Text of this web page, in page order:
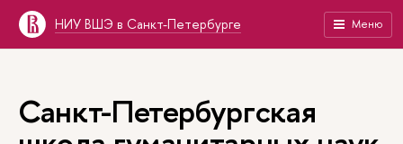
НИУ ВШЭ в Санкт-Петербурге Меню
Санкт-Петербургская